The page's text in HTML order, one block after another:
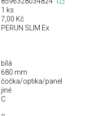
1 ks
7,00 Kč
PERUN SLIM Ex
bílá
680 mm
čočka/optika/panel
jiné
C